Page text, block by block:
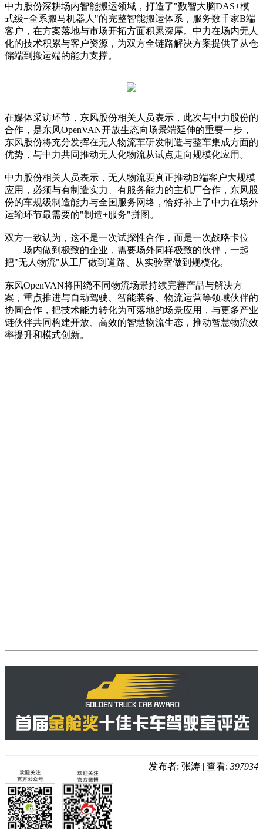
中力股份深耕场内智能搬运领域，打造了"数智大脑DAS+模
式级+全系搬马机器人"的完整智能搬运体系，服务数千家B端
客户，在方案落地与市场开拓方面积累深厚。中力在场内无人
化的技术积累与客户资源，为双方全链路解决方案提供了从仓
储端到搬运端的能力支撑。
在媒体采访环节，东风股份相关人员表示，此次与中力股份的
合作，是东风OpenVAN开放生态向场景端延伸的重要一步，
东风股份将充分发挥在无人物流车研发制造与整车集成方面的
优势，与中力共同推动无人化物流从试点走向规模化应用。
中力股份相关人员表示，无人物流要真正推动B端客户大规模
应用，必须与有制造实力、有服务能力的主机厂合作，东风股
份的车规级制造能力与全国服务网络，恰好补上了中力在场外
运输环节最需要的"制造+服务"拼图。
双方一致认为，这不是一次试探性合作，而是一次战略卡位
——场内做到极致的企业，需要场外同样极致的伙伴，一起
把"无人物流"从工厂做到道路、从实验室做到规模化。
东风OpenVAN将围绕不同物流场景持续完善产品与解决方
案，重点推进与自动驾驶、智能装备、物流运营等领域伙伴的
协同合作，把技术能力转化为可落地的场景应用，与更多产业
链伙伴共同构建开放、高效的智慧物流生态，推动智慧物流效
率提升和模式创新。
发布者: 张涛 | 查看: 397934